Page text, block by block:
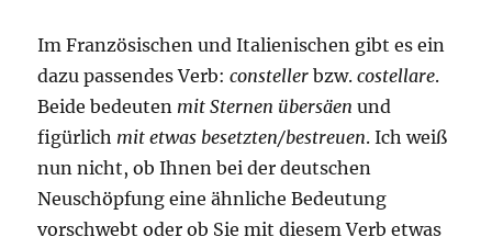
Im Französischen und Italienischen gibt es ein
dazu passendes Verb:consteller bzw.costellare.
Beide bedeuten mit Sternen übersäen und
figürlich mit etwas besetzten/bestreuen. Ich weiß
nun nicht, ob Ihnen bei der deutschen
Neuschöpfung eine ähnliche Bedeutung
vorschwebt oder ob Sie mit diesem Verb etwas